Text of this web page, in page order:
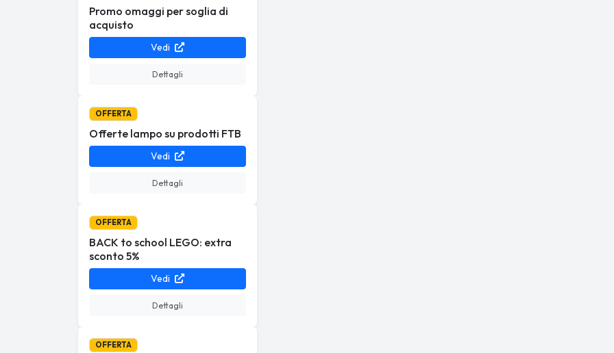
Promo omaggi per soglia di
acquisto
Vedi
Dettagli
OFFERTA
Offerte lampo su prodotti FTB
Vedi
Dettagli
OFFERTA
BACK to school LEGO: extra
sconto 5%
Vedi
Dettagli
OFFERTA